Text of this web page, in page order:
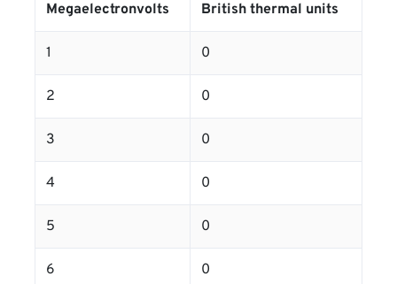
Megaelectronvolts British thermal units
1 0
2 0
3 0
4 0
5 0
6 0